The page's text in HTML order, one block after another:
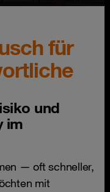
für
und
im
— oft schneller,
mit